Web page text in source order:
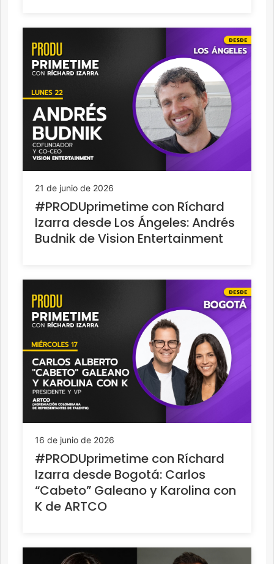
21 de junio de 2026
#PRODUprimetime con Ríchard
Izarra desde Los Ángeles: Andrés
Budnik de Vision Entertainment
16 de junio de 2026
#PRODUprimetime con Ríchard
Izarra desde Bogotá: Carlos
“Cabeto” Galeano y Karolina con
K de ARTCO